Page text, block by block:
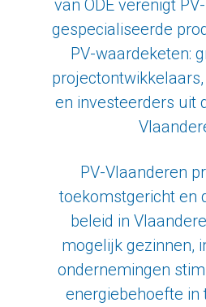
van ODE verenigt
gespecialiseerde
PV-waardeketen:
en investeerders uit
PV-Vlaanderen
toekomstgericht en
beleid in
mogelijk gezinnen,
ondernemingen
energiebehoefte